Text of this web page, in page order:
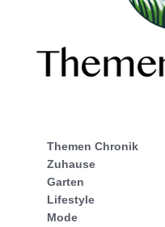
Themen Chronik
Zuhause
Garten
Lifestyle
Mode